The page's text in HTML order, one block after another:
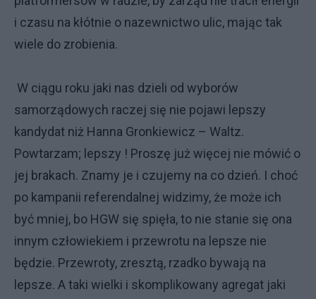
i czasu na kłótnie o nazewnictwo ulic, mając tak
wiele do zrobienia.
W ciągu roku jaki nas dzieli od wyborów
samorządowych raczej się nie pojawi lepszy
kandydat niż Hanna Gronkiewicz – Waltz.
Powtarzam; lepszy ! Proszę już więcej nie mówić o
jej brakach. Znamy je i czujemy na co dzień. I choć
po kampanii referendalnej widzimy, że może ich
być mniej, bo HGW się spięła, to nie stanie się ona
innym człowiekiem i przewrotu na lepsze nie
będzie. Przewroty, zresztą, rzadko bywają na
lepsze. A taki wielki i skomplikowany agregat jaki